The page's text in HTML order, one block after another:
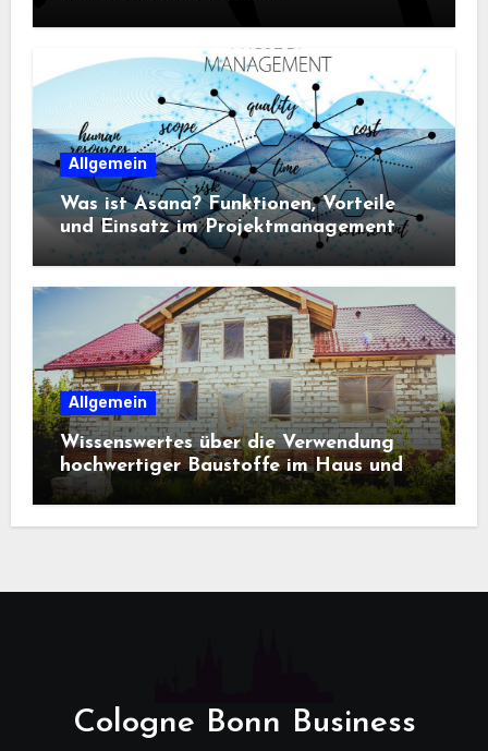
Allgemein
Was ist Asana? Funktionen, Vorteile
und Einsatz im Projektmanagement
Allgemein
Wissenswertes über die Verwendung
hochwertiger Baustoffe im Haus und
beim Hausbau
Cologne Bonn Business